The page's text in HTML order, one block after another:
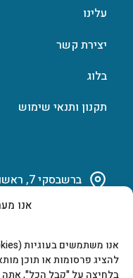
אנו
להציג פרסומות או תוכן
בלחיצה על "קבל הכל", אתה
עלינו
יצירת קשר
בלוג
תקנון ותנאי שימוש
ברשבסקי 7, ראשון לציון, קומה 1
tech.co.il